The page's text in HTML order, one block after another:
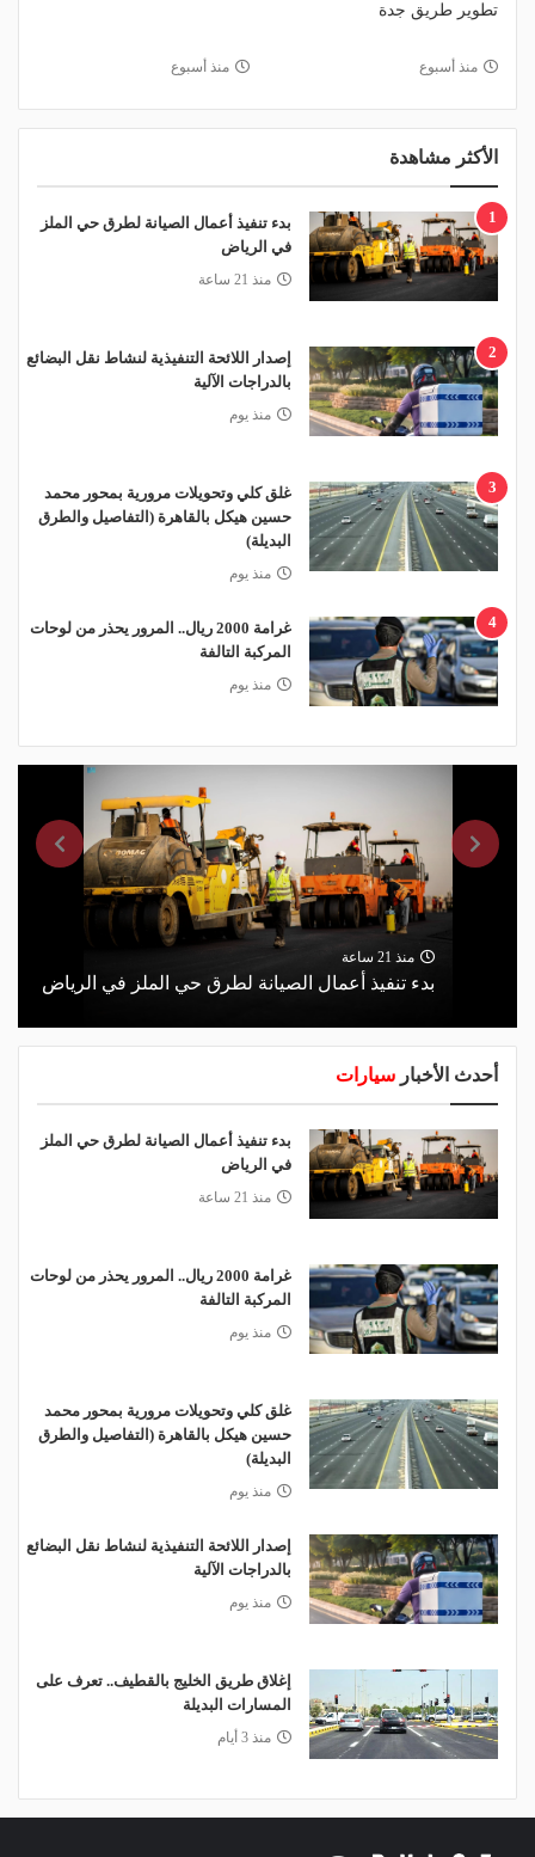
تطوير طريق جدة
منذ أسبوع منذ أسبوع
الأكثر مشاهدة
1
بدء تنفيذ أعمال الصيانة لطرق حي الملز
في الرياض
منذ 21 ساعة
2
إصدار اللائحة التنفيذية لنشاط نقل البضائع
بالدراجات الآلية
منذ يوم
3
غلق كلي وتحويلات مرورية بمحور محمد
حسين هيكل بالقاهرة (التفاصيل والطرق
البديلة)
منذ يوم
4
غرامة 2000 ريال.. المرور يحذر من لوحات
المركبة التالفة
منذ يوم
منذ 21 ساعة
بدء تنفيذ أعمال الصيانة لطرق حي الملز في الرياض
أحدث الأخبار سيارات
بدء تنفيذ أعمال الصيانة لطرق حي الملز
في الرياض
منذ 21 ساعة
غرامة 2000 ريال.. المرور يحذر من لوحات
المركبة التالفة
منذ يوم
غلق كلي وتحويلات مرورية بمحور محمد
حسين هيكل بالقاهرة (التفاصيل والطرق
البديلة)
منذ يوم
إصدار اللائحة التنفيذية لنشاط نقل البضائع
بالدراجات الآلية
منذ يوم
إغلاق طريق الخليج بالقطيف.. تعرف على
المسارات البديلة
منذ 3 أيام